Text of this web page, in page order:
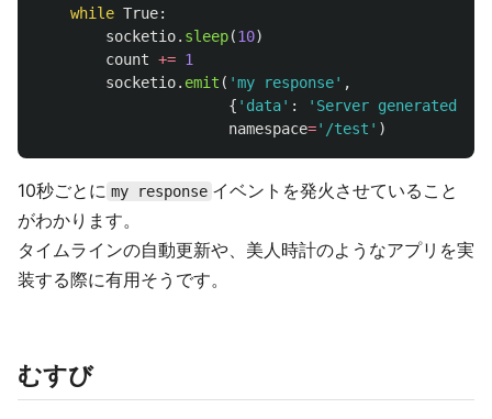
while True:
socketio. sleep(10)
count += 1
socketio. emit ( 'my response' ,
{ ' data' : ' Server generated
namespace=' /test ' )
10秒ごとに my response イベントを発火させていること
がわかります。
タイムラインの自動更新や、美人時計のようなアプリを実
装する際に有用そうです。
むすび